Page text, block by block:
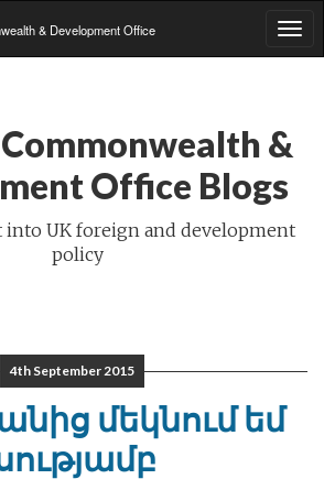
& Development Office
&
Office Blogs
UK foreign and development
policy
4th September 2015
մեկնում եմ